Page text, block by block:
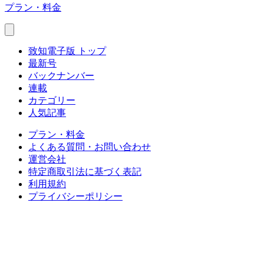
プラン・料金
致知電子版 トップ
最新号
バックナンバー
連載
カテゴリー
人気記事
プラン・料金
よくある質問・お問い合わせ
運営会社
特定商取引法に基づく表記
利用規約
プライバシーポリシー